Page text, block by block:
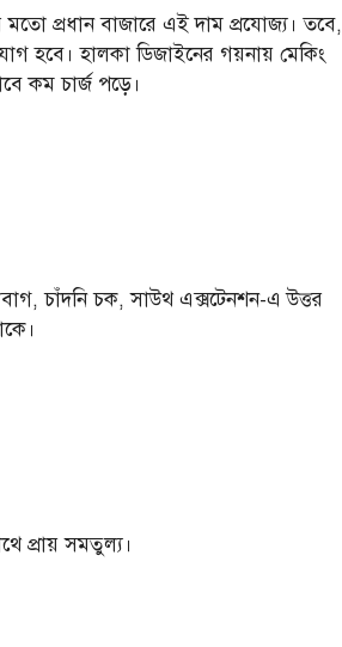
প্রধান বাজারে এই দাম প্রযোজ্য। তবে,
হবে। হালকা ডিজাইনের গয়নায় মেকিং
কম চার্জ পড়ে।
চাঁদনি চক, সাউথ এক্সটেনশন-এ উত্তর
প্রায় সমতুল্য।